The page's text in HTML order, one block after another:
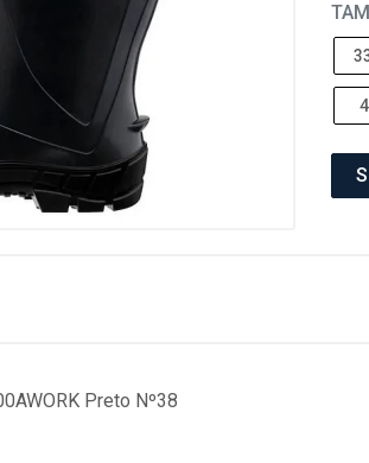
Preto Nº38